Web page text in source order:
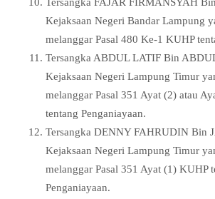
Kejaksaan Negeri Bandar Lampung
melanggar Pasal 480 Ke-1 KUHP
Tersangka ABDUL LATIF Bin
Kejaksaan Negeri Lampung Timur
melanggar Pasal 351 Ayat (2) atau
tentang Penganiayaan.
Tersangka DENNY FAHRUDIN Bin
Kejaksaan Negeri Lampung Timur
melanggar Pasal 351 Ayat (1) KUHP
Penganiayaan.